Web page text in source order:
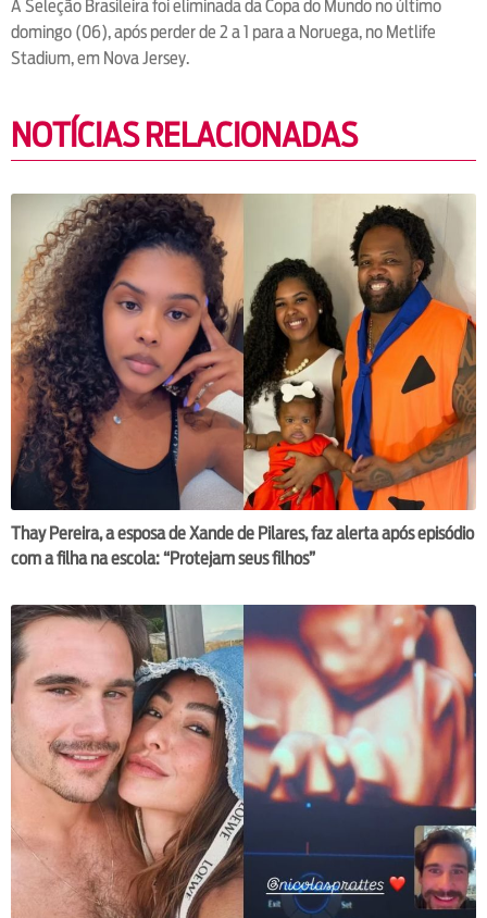
A Seleção Brasileira foi eliminada da Copa do Mundo no último
domingo (06), após perder de 2 a 1 para a Noruega, no Metlife
Stadium, em Nova Jersey.
NOTÍCIAS RELACIONADAS
Thay Pereira, a esposa de Xande de Pilares, faz alerta após episódio
com a filha na escola: “Protejam seus filhos”